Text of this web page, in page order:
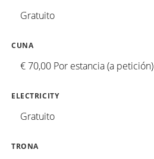
Gratuito
CUNA
€ 70,00 Por estancia (a petición)
ELECTRICITY
Gratuito
TRONA